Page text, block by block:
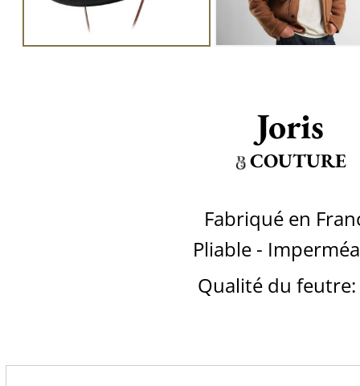
Joris
COUTURE
Fabriqué en
Pliable -
Qualité du feutre: